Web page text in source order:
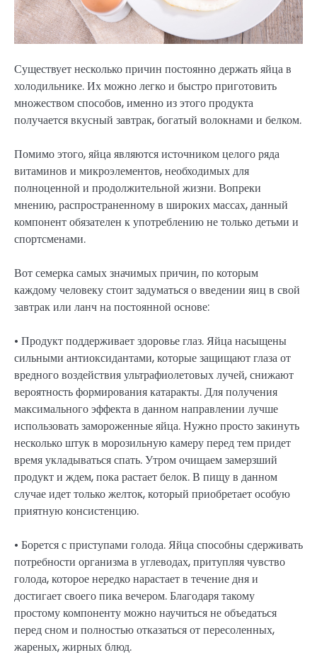
Существует несколько причин постоянно держать яйца в
холодильнике. Их можно легко и быстро приготовить
множеством способов, именно из этого продукта
получается вкусный завтрак, богатый волокнами и белком.
Помимо этого, яйца являются источником целого ряда
витаминов и микроэлементов, необходимых для
полноценной и продолжительной жизни. Вопреки
мнению, распространенному в широких массах, данный
компонент обязателен к употреблению не только детьми и
спортсменами.
Вот семерка самых значимых причин, по которым
каждому человеку стоит задуматься о введении яиц в свой
завтрак или ланч на постоянной основе:
• Продукт поддерживает здоровье глаз. Яйца насыщены
сильными антиоксидантами, которые защищают глаза от
вредного воздействия ультрафиолетовых лучей, снижают
вероятность формирования катаракты. Для получения
максимального эффекта в данном направлении лучше
использовать замороженные яйца. Нужно просто закинуть
несколько штук в морозильную камеру перед тем придет
время укладываться спать. Утром очищаем замерзший
продукт и ждем, пока растает белок. В пищу в данном
случае идет только желток, который приобретает особую
приятную консистенцию.
• Борется с приступами голода. Яйца способны сдерживать
потребности организма в углеводах, притупляя чувство
голода, которое нередко нарастает в течение дня и
достигает своего пика вечером. Благодаря такому
простому компоненту можно научиться не объедаться
перед сном и полностью отказаться от пересоленных,
жареных, жирных блюд.